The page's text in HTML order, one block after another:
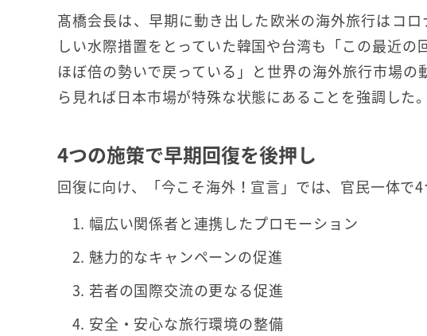
髙橋会長は、早期に動き出した欧米の海外旅行はコ
しい水際措置をとっていた韓国や台湾も「この最近
ほぼ倍の勢いで戻っている」と世界の海外旅行市場
ら見れば日本市場が特殊な状態にあることを強調した。
4つの施策で早期回復を後押し
回復に向け、「今こそ海外！宣言」では、官民一体で
幅広い関係者と連携したプロモーション
魅力的なキャンペーンの促進
若者の国際交流の更なる促進
安全・安心な旅行環境の整備